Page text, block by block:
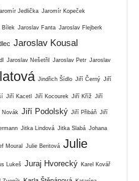
Jedlička Jaromír Kopeček
Bílek Jaroslav Fanta Jaroslav Flejberk
Jaroslav Kousal
Jaroslav Nešetřil Jaroslav Petr Jaroslav
Jindřich Šídlo Jiří Černý Jiří
Jiří Kacetl Jiří Kocourek Jiří Kříž Jiří
Novák Jiří Podolský Jiří Přibáň Jiří
Jitka Lindová Jitka Slabá Johana
Moural Julie Beritová Julie
Lukeš Juraj Hvorecký Karel Kovář